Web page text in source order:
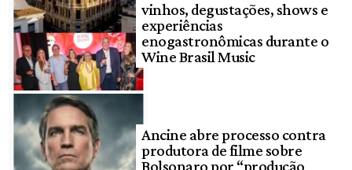
vinhos, degustações, shows e
experiências
enogastronômicas durante o
Wine Brasil Music
Ancine abre processo contra
produtora de filme sobre
Bolsonaro por “produção